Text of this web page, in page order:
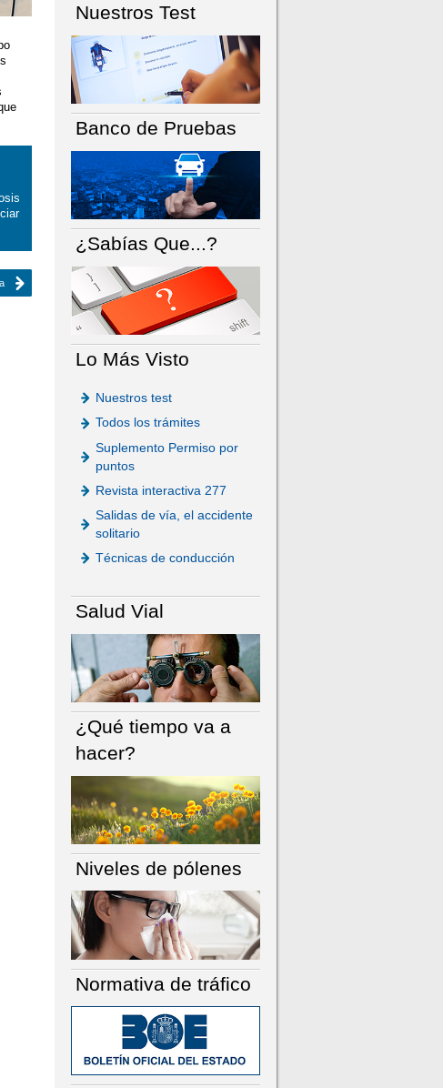
Nuestros Test
Banco de Pruebas
¿Sabías Que...?
Lo Más Visto
Nuestros test
Todos los trámites
Suplemento Permiso por
puntos
Revista interactiva 277
Salidas de vía, el accidente
solitario
Técnicas de conducción
Salud Vial
¿Qué tiempo va a
hacer?
Niveles de pólenes
Normativa de tráfico